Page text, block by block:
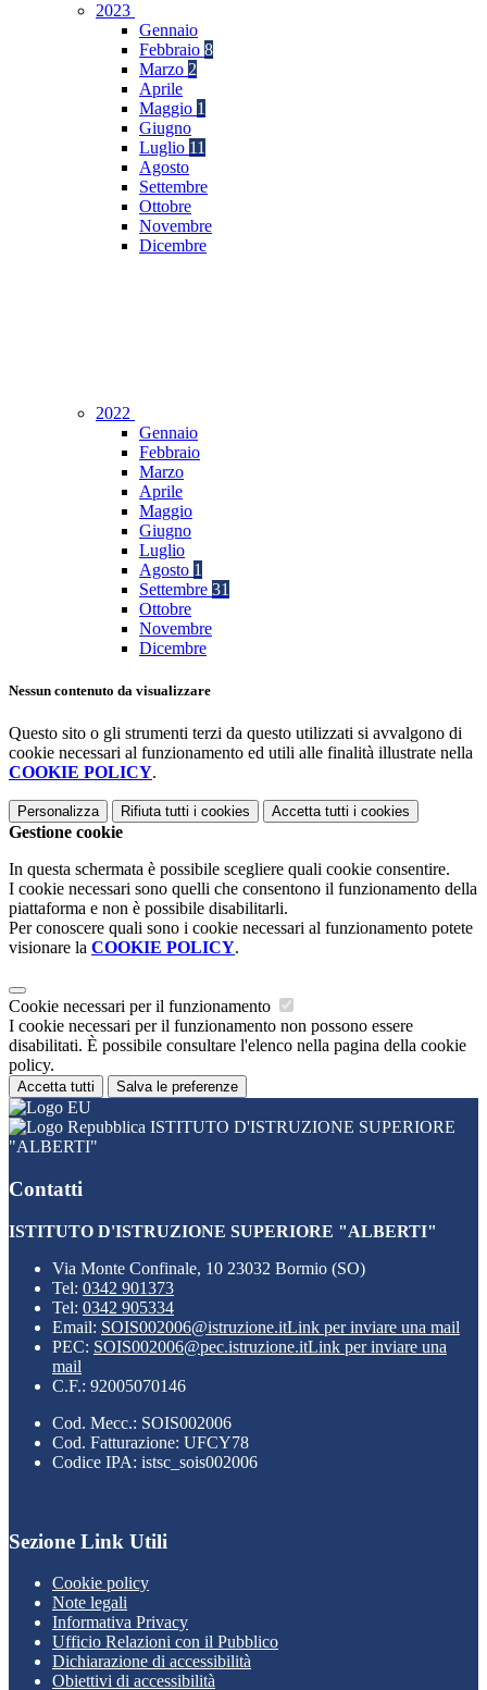
2023
Gennaio
Febbraio 8
Marzo 2
Aprile
Maggio 1
Giugno
Luglio 11
Agosto
Settembre
Ottobre
Novembre
Dicembre
2022
Gennaio
Febbraio
Marzo
Aprile
Maggio
Giugno
Luglio
Agosto 1
Settembre 31
Ottobre
Novembre
Dicembre
Nessun contenuto da visualizzare
Questo sito o gli strumenti terzi da questo utilizzati si avvalgono di
cookie necessari al funzionamento ed utili alle finalità illustrate nella
COOKIE POLICY.
Personalizza Rifiuta tutti i cookies Accetta tutti i cookies
Gestione cookie
In questa schermata è possibile scegliere quali cookie consentire.
I cookie necessari sono quelli che consentono il funzionamento della
piattaforma e non è possibile disabilitarli.
Per conoscere quali sono i cookie necessari al funzionamento potete
visionare la COOKIE POLICY.
Cookie necessari per il funzionamento
I cookie necessari per il funzionamento non possono essere
disabilitati. È possibile consultare l'elenco nella pagina della cookie
policy.
Accetta tutti Salva le preferenze
ISTITUTO D'ISTRUZIONE SUPERIORE
"ALBERTI"
Contatti
ISTITUTO D'ISTRUZIONE SUPERIORE "ALBERTI"
Via Monte Confinale, 10 23032 Bormio (SO)
Tel: 0342 901373
Tel: 0342 905334
Email: SOIS002006@istruzione.itLink per inviare una mail
PEC: SOIS002006@pec.istruzione.itLink per inviare una
mail
C.F.: 92005070146
Cod. Mecc.: SOIS002006
Cod. Fatturazione: UFCY78
Codice IPA: istsc_sois002006
Sezione Link Utili
Cookie policy
Note legali
Informativa Privacy
Ufficio Relazioni con il Pubblico
Dichiarazione di accessibilità
Obiettivi di accessibilità